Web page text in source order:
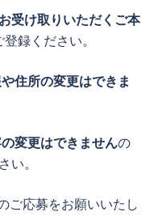
受け取りいただくご本
登録ください。
住所の変更はできま
変更はできませんの
い。
ご応募をお願いいたし